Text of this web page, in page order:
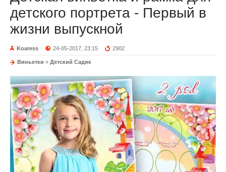
детского портрета - Первый в
жизни выпускной
Koaress 24-05-2017, 23:15 2902
Виньетки » Детский Садик